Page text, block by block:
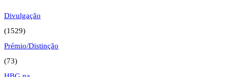
Divulgação
(1529)
Prémio/Distinção
(73)